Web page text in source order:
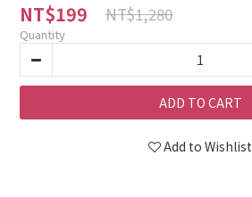
NT$199 NT$1,280
Quantity
ADD TO CART
Add to Wishlist